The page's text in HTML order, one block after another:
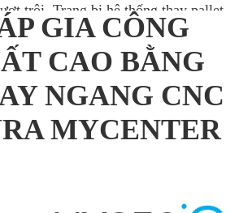
trội. Trang bị hệ thống thay pallet
thứ 4 tiêu chuẩn và trục chính
đa hóa thời gian cắt, giảm thời
độ chính xác ±0.002mm trên toàn
chọn lý tưởng cho các doanh nghiệp
và chất lượng gia công trong không
GIA CÔNG
CAO BẰNG
NGANG CNC
MYCENTER